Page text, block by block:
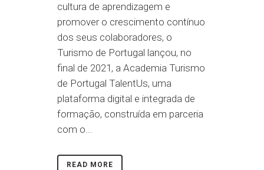
cultura de aprendizagem e
promover o crescimento contínuo
dos seus colaboradores, o
Turismo de Portugal lançou, no
final de 2021, a Academia Turismo
de Portugal TalentUs, uma
plataforma digital e integrada de
formação, construída em parceria
com o...
READ MORE